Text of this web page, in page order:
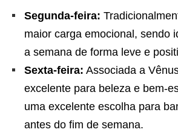
Segunda-feira:
maior carga emocional, sendo
a semana de forma leve e
Sexta-feira: Associada a
excelente para beleza e bem-
uma excelente escolha para
antes do fim de semana.